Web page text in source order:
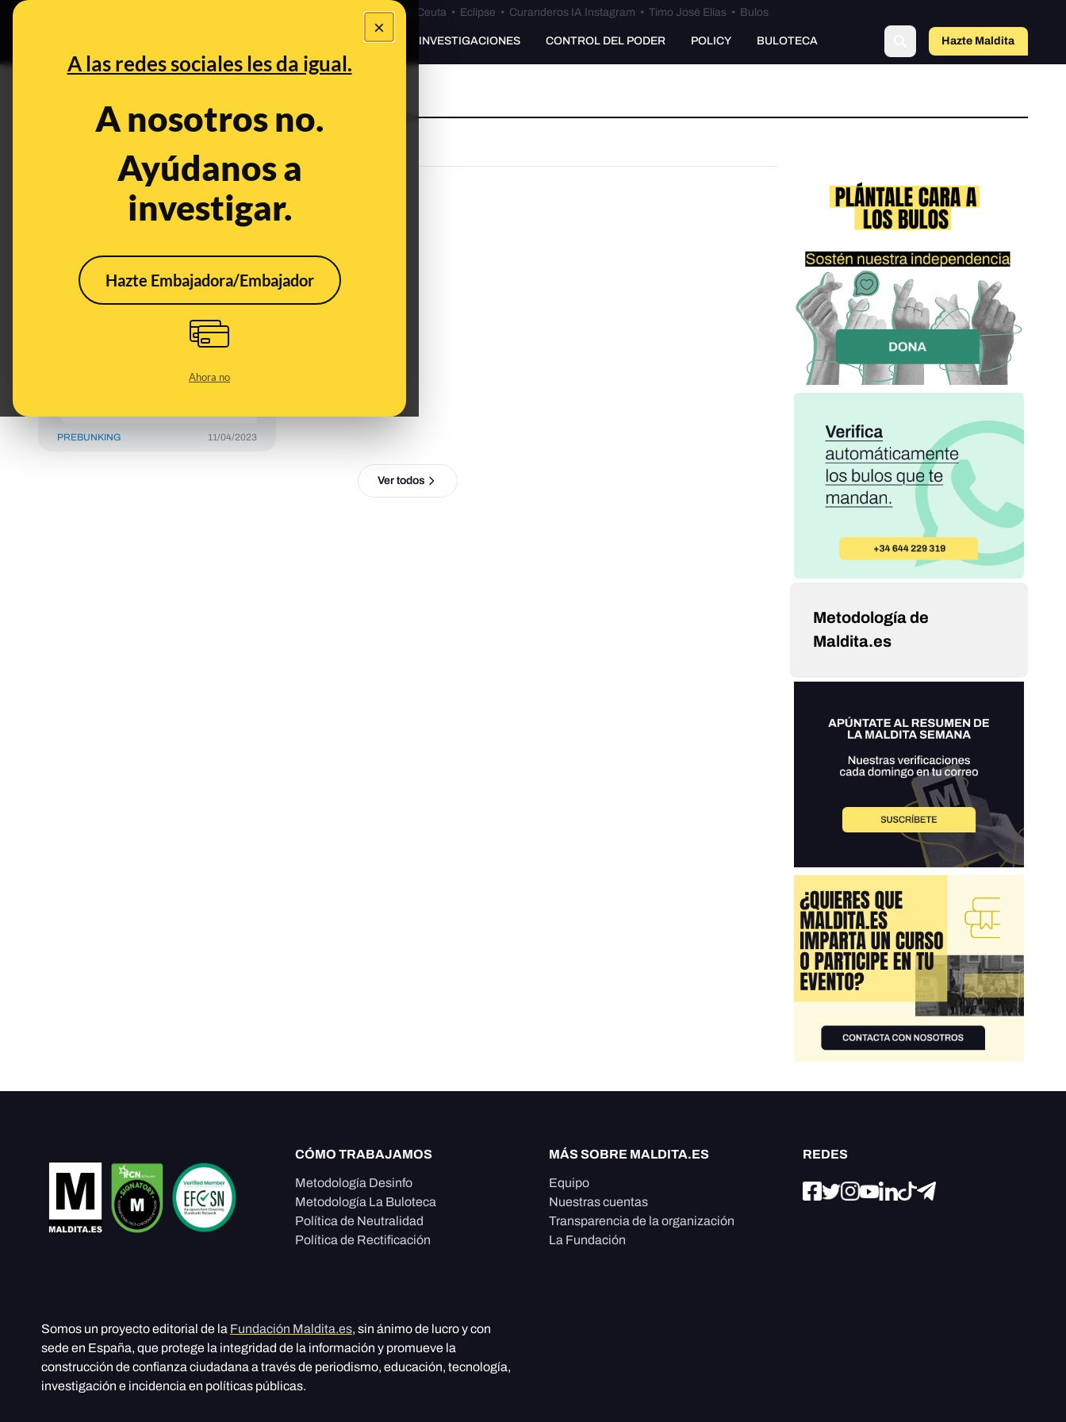
×
A las redes sociales les da igual.
A nosotros no.
Ayúdanos a
investigar.
Hazte Embajadora/Embajador
Ahora no
Especial Ceuta•Bulos Ceuta • Eclipse • Curanderos IA Instagram • Timo José Elías • Bulos
PREBUNKING INVESTIGACIONES CONTROL DEL PODER POLICY BULOTECA Hazte Maldita
Los vídeos virales de
PREBUNKING 11/04/2023
Ver todos
Metodología de
Maldita.es
CÓMO TRABAJAMOS
Metodología Desinfo
Metodología La Buloteca
Política de Neutralidad
Política de Rectificación
MÁS SOBRE MALDITA.ES
Equipo
Nuestras cuentas
Transparencia de la organización
La Fundación
REDES
Somos un proyecto editorial de la Fundación Maldita.es, sin ánimo de lucro y con
sede en España, que protege la integridad de la información y promueve la
construcción de confianza ciudadana a través de periodismo, educación, tecnología,
investigación e incidencia en políticas públicas.